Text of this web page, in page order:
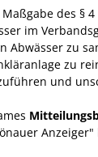
des §
im
Abwässer zu
zu
und